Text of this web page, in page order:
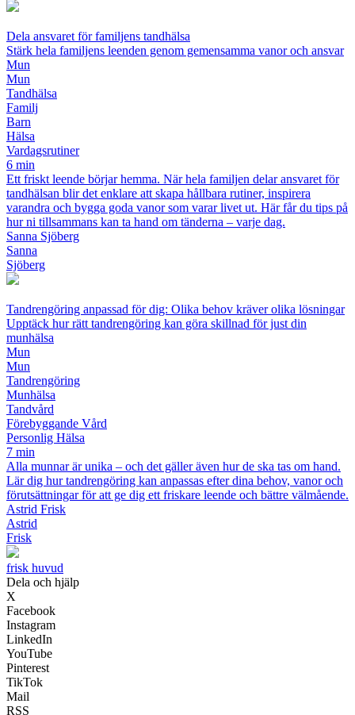
Dela ansvaret för familjens tandhälsa
Stärk hela familjens leenden genom gemensamma vanor och ansvar
Mun
Mun
Tandhälsa
Familj
Barn
Hälsa
Vardagsrutiner
6 min
Ett friskt leende börjar hemma. När hela familjen delar ansvaret för
tandhälsan blir det enklare att skapa hållbara rutiner, inspirera
varandra och bygga goda vanor som varar livet ut. Här får du tips på
hur ni tillsammans kan ta hand om tänderna – varje dag.
Sanna Sjöberg
Sanna
Sjöberg
Tandrengöring anpassad för dig: Olika behov kräver olika lösningar
Upptäck hur rätt tandrengöring kan göra skillnad för just din
munhälsa
Mun
Mun
Tandrengöring
Munhälsa
Tandvård
Förebyggande Vård
Personlig Hälsa
7 min
Alla munnar är unika – och det gäller även hur de ska tas om hand.
Lär dig hur tandrengöring kan anpassas efter dina behov, vanor och
förutsättningar för att ge dig ett friskare leende och bättre välmående.
Astrid Frisk
Astrid
Frisk
frisk huvud
Dela och hjälp
X
Facebook
Instagram
LinkedIn
YouTube
Pinterest
TikTok
Mail
RSS